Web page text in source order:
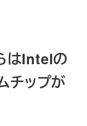
はIntelの
チップが